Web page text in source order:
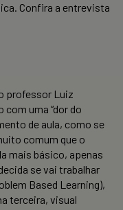
Confira a entrevista
professor Luiz
com uma “dor do
de aula, como se
comum que o
mais básico, apenas
se vai trabalhar
Based Learning),
terceira, visual